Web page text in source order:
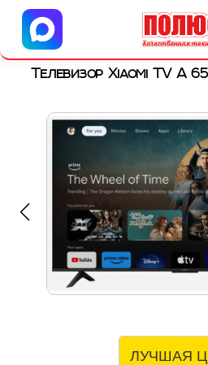
Центр бытовой
г. Ульяновск, ул.
Телевизор Xiaomi TV A
ЛУЧШАЯ